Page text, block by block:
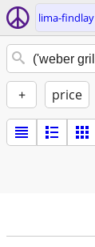
lima-findlay
+ price